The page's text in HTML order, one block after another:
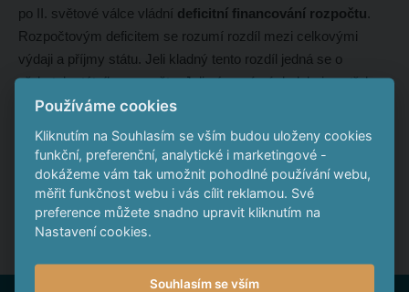
po II. světové válce vládní deficitní financování rozpočtu.
Rozpočtovým deficitem se rozumí rozdíl mezi celkovými
výdaji a příjmy státu. Jeli kladný tento rozdíl jedná se o
přebytek státního rozpočtu. Jeli záporný výsledek, je potřeba
ho financovat půjčkami. Možností jsou státní pokladniční
poukázky nebo státní dluhopisy. Od 70. let 20. století se stává
deficit běžným ve většině ekonomik. Dnes je zcela běžné, že
vlády mají deficitní státní rozpočet, který je potřeba z různých
zdrojů dofinancovávat.
Používáme cookies
Kliknutím na Souhlasím se vším budou uloženy cookies
funkční, preferenční, analytické i marketingové -
dokážeme vám tak umožnit pohodlné používání webu,
měřit funkčnost webu i vás cílit reklamou. Své
preference můžete snadno upravit kliknutím na
Nastavení cookies.
Souhlasím se vším